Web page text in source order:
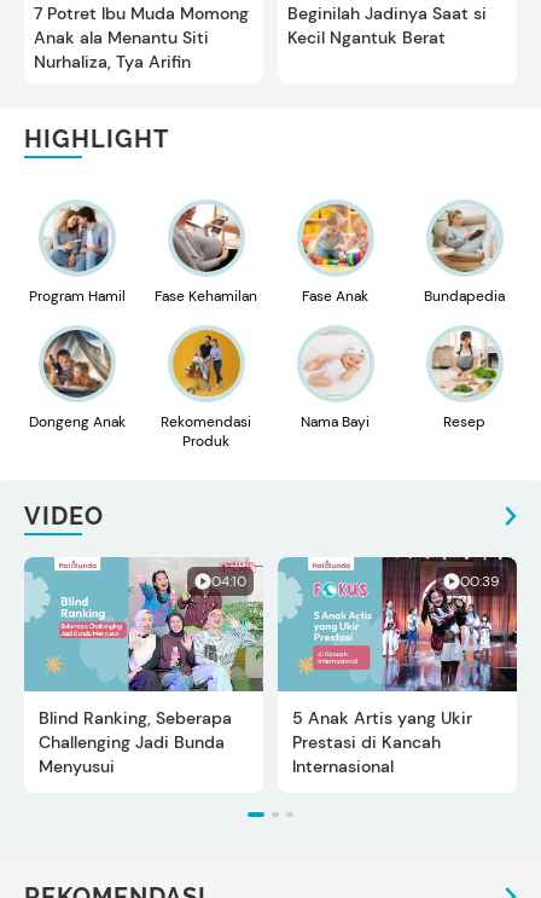
7 Potret Ibu Muda Momong
Anak ala Menantu Siti
Nurhaliza, Tya Arifin
Beginilah Jadinya Saat si
Kecil Ngantuk Berat
HIGHLIGHT
Program Hamil Fase Kehamilan Fase Anak Bundapedia
Dongeng Anak
Rekomendasi
Produk
Nama Bayi Resep
VIDEO
04:10
Blind Ranking, Seberapa
Challenging Jadi Bunda
Menyusui
00:39
5 Anak Artis yang Ukir
Prestasi di Kancah
Internasional